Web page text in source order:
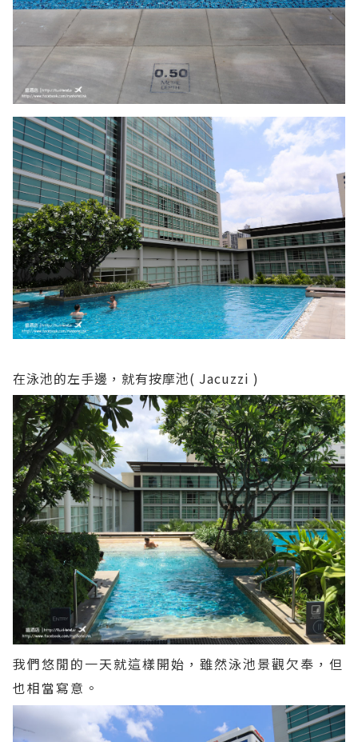
在泳池的左手邊，就有按摩池( Jacuzzi )
我們悠閒的一天就這樣開始，雖然泳池景觀欠奉，但
也相當寫意。